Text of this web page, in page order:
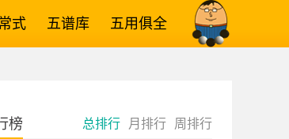
式 五谱库 五用俱全
总排行 月排行 周排行
榜